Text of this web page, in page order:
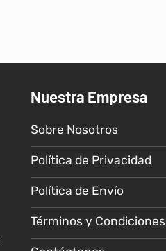
Nuestra Empresa
Sobre Nosotros
Política de Privacidad
Política de Envío
Términos y Condiciones